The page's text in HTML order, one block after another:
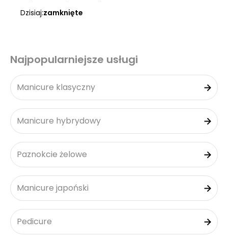
Dzisiaj:zamknięte
Najpopularniejsze usługi
Manicure klasyczny
Manicure hybrydowy
Paznokcie żelowe
Manicure japoński
Pedicure